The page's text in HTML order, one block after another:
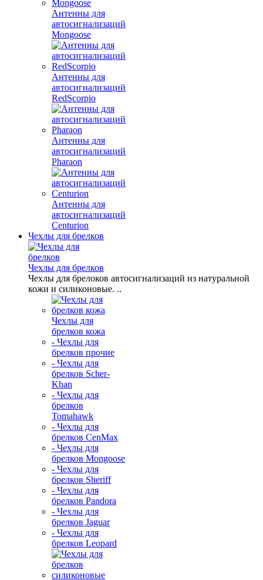
Антенны для
автосигнализаций
Mongoose
Антенны для
автосигнализаций
RedScorpio
Антенны для
автосигнализаций
Pharaon
Антенны для
автосигнализаций
Centurion
Чехлы для брелков
Чехлы для брелков
Чехлы для брелоков автосигнализаций из натуральной
кожи и силиконовые. ..
Чехлы для
брелков кожа
- Чехлы для
брелков прочие
- Чехлы для
брелков Scher-
Khan
- Чехлы для
брелков
Tomahawk
- Чехлы для
брелков CenMax
- Чехлы для
брелков Mongoose
- Чехлы для
брелков Sheriff
- Чехлы для
брелков Pandora
- Чехлы для
брелков Jaguar
- Чехлы для
брелков Leopard